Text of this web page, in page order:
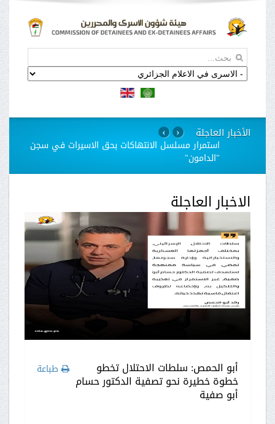
الأخبار العاجلة
استمرار مسلسل الانتهاكات بحق الاسيرات في سجن
"الدامون"
› ‹
الاخبار العاجلة
طباعة أبو الحمص: سلطات الاحتلال تخطو
خطوة خطيرة نحو تصفية الدكتور حسام
أبو صفية